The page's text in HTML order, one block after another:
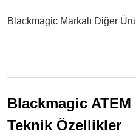
Blackmagic Markalı Diğer
Blackmagic
Teknik Özellikler